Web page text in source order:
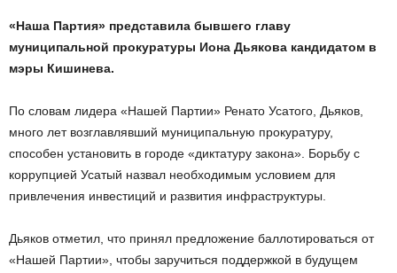
«Наша Партия» представила бывшего главу
муниципальной прокуратуры Иона Дьякова кандидатом в
мэры Кишинева.
По словам лидера «Нашей Партии» Ренато Усатого, Дьяков,
много лет возглавлявший муниципальную прокуратуру,
способен установить в городе «диктатуру закона». Борьбу с
коррупцией Усатый назвал необходимым условием для
привлечения инвестиций и развития инфраструктуры.
Дьяков отметил, что принял предложение баллотироваться от
«Нашей Партии», чтобы заручиться поддержкой в будущем